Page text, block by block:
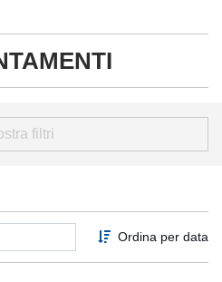
filtri
Ordina per data